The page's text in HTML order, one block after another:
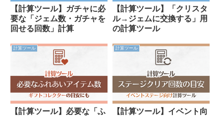
【計算ツール】ガチャに必
要な「ジェム数・ガチャを
回せる回数」計算
【計算ツール】「クリスタ
ル→ジェムに交換する」用
の計算ツール
計算ツール
【計算ツール】必要な「ふ
計算ツール
【計算ツール】イベント向